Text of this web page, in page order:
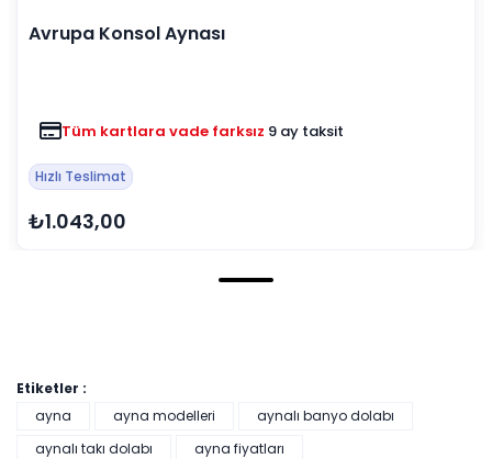
Avrupa Konsol Aynası
Tüm kartlara vade farksız 9 ay taksit
Hızlı Teslimat
₺1.043,00
Etiketler :
ayna
ayna modelleri
aynalı banyo dolabı
aynalı takı dolabı
ayna fiyatları